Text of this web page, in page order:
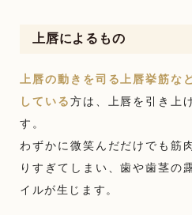
上唇によるもの
上唇の動きを司る上唇挙筋な
している方は、上唇を引き上
す。
わずかに微笑んだだけでも筋
りすぎてしまい、歯や歯茎の
イルが生じます。